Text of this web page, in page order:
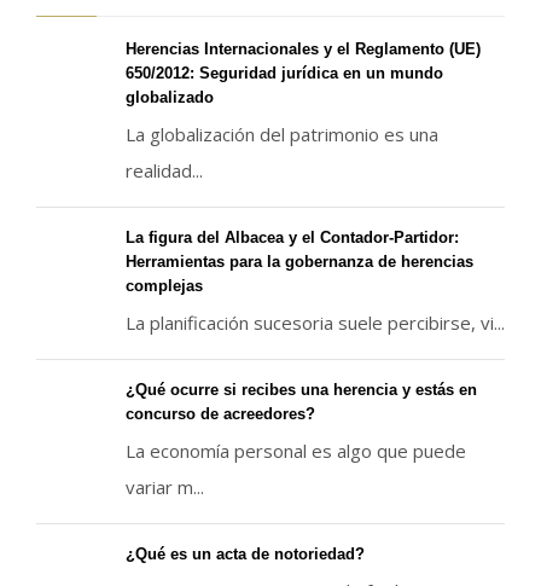
Herencias Internacionales y el Reglamento (UE)
650/2012: Seguridad jurídica en un mundo
globalizado
La globalización del patrimonio es una
realidad...
La figura del Albacea y el Contador-Partidor:
Herramientas para la gobernanza de herencias
complejas
La planificación sucesoria suele percibirse, vi...
¿Qué ocurre si recibes una herencia y estás en
concurso de acreedores?
La economía personal es algo que puede
variar m...
¿Qué es un acta de notoriedad?